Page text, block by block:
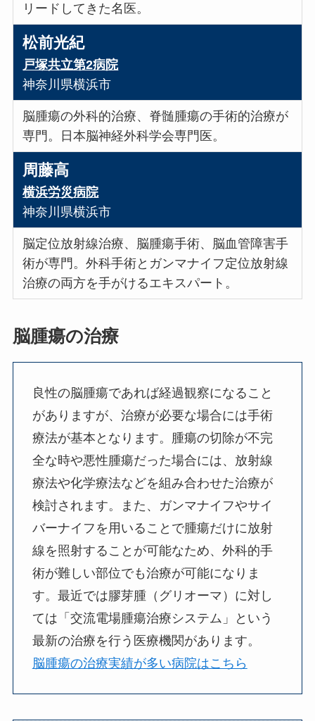
リードしてきた名医。
松前光紀
戸塚共立第2病院
神奈川県横浜市
脳腫瘍の外科的治療、脊髄腫瘍の手術的治療が
専門。日本脳神経外科学会専門医。
周藤高
横浜労災病院
神奈川県横浜市
脳定位放射線治療、脳腫瘍手術、脳血管障害手
術が専門。外科手術とガンマナイフ定位放射線
治療の両方を手がけるエキスパート。
脳腫瘍の治療
良性の脳腫瘍であれば経過観察になること
がありますが、治療が必要な場合には手術
療法が基本となります。腫瘍の切除が不完
全な時や悪性腫瘍だった場合には、放射線
療法や化学療法などを組み合わせた治療が
検討されます。また、ガンマナイフやサイ
バーナイフを用いることで腫瘍だけに放射
線を照射することが可能なため、外科的手
術が難しい部位でも治療が可能になりま
す。最近では膠芽腫（グリオーマ）に対し
ては「交流電場腫瘍治療システム」という
最新の治療を行う医療機関があります。
脳腫瘍の治療実績が多い病院はこちら